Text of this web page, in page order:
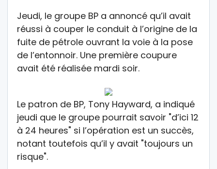
Jeudi, le groupe BP a annoncé qu’il avait
réussi à couper le conduit à l’origine de la
fuite de pétrole ouvrant la voie à la pose
de l’entonnoir. Une première coupure
avait été réalisée mardi soir.
Le patron de BP, Tony Hayward, a indiqué
jeudi que le groupe pourrait savoir "d’ici 12
à 24 heures" si l’opération est un succès,
notant toutefois qu’il y avait "toujours un
risque".